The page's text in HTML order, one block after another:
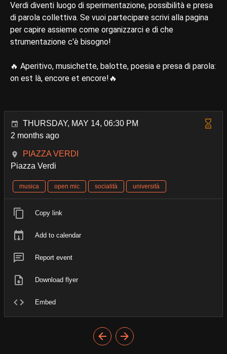
Verdi diventi luogo di sperimentazione, possibilità e presa
di parola collettiva. Se vuoi partecipare scrivi alla pagina
per capire assieme come organizzarci e di che
strumentazione c'è bisogno!
🔥 Aperitivo, musichette, balotte, poesia e presa di parola:
on est là, encore et encore!🔥
THURSDAY, MAY 14, 06:30 PM
2 months ago
PIAZZA VERDI
Piazza Verdi
musica open mic socialità università
Copy link
Add to calendar
Report event
Download flyer
Embed